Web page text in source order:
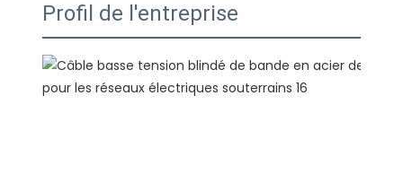
Profil de l'entreprise